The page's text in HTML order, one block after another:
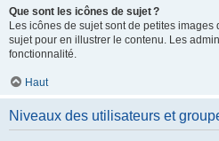
Que sont les icônes de sujet ?
Les icônes de sujet sont de petites images
sujet pour en illustrer le contenu. Les
fonctionnalité.
Haut
Niveaux des utilisateurs et